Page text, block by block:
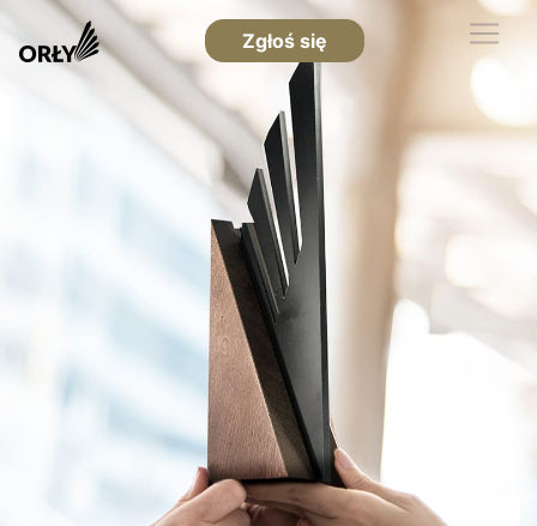
Zgłoś się